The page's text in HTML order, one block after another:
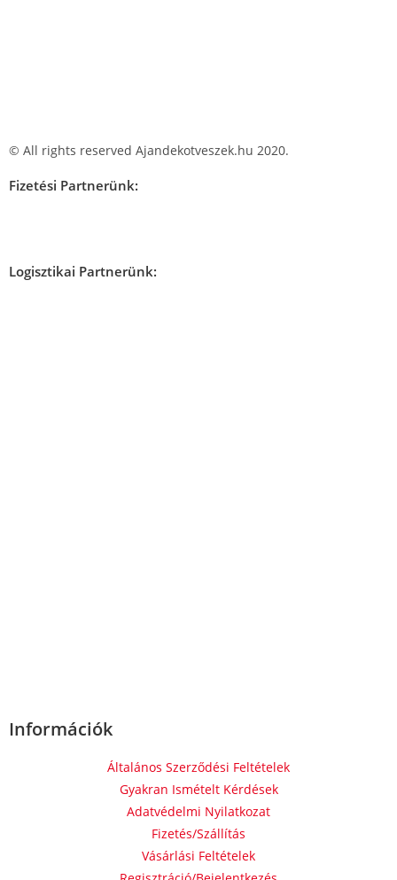
© All rights reserved Ajandekotveszek.hu 2020.
Fizetési Partnerünk:
Logisztikai Partnerünk:
Információk
Általános Szerződési Feltételek
Gyakran Ismételt Kérdések
Adatvédelmi Nyilatkozat
Fizetés/Szállítás
Vásárlási Feltételek